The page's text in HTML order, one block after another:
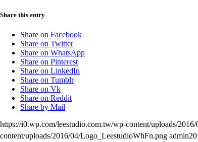
Share this entry
Share on Facebook
Share on Twitter
Share on WhatsApp
Share on Pinterest
Share on LinkedIn
Share on Tumblr
Share on Vk
Share on Reddit
Share by Mail
https://i0.wp.com/leestudio.com.tw/wp-content/uploads/
content/uploads/2016/04/Logo_LeestudioWhFn.png admin